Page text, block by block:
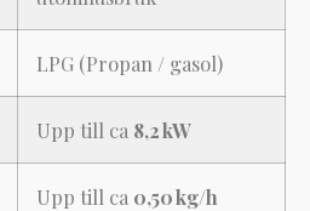
LPG (Propan / gasol)
Upp till ca 8,2 kW
Upp till ca 0,50 kg/h